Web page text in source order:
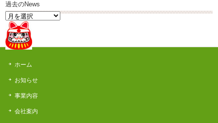
過去のNews
過
去
の
News
ホーム
お知らせ
事業内容
会社案内